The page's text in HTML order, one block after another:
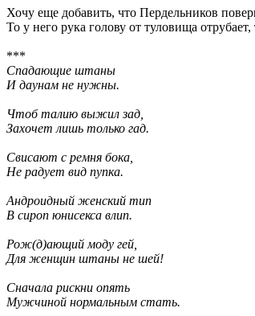
Хочу еще добавить, что Пердельников
То у него рука голову от туловища отрубает,
***
Спадающие штаны
И даунам не нужны.
Чтоб талию выжил зад,
Захочет лишь только гад.
Свисают с ремня бока,
Не радует вид пупка.
Андроидный женский тип
В сироп юнисекса влип.
Рож(д)ающий моду гей,
Для женщин штаны не шей!
Сначала рискни опять
Мужчиной нормальным стать.